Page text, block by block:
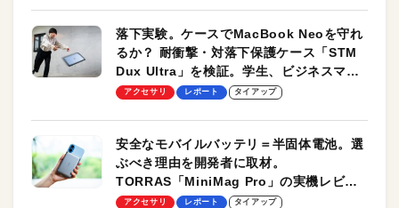
落下実験。ケースでMacBook Neoを守れ
るか？ 耐衝撃・対落下保護ケース「STM
Dux Ultra」を検証。学生、ビジネスマン
のモバイルユースに最適！
アクセサリ レポート タイアップ
安全なモバイルバッテリ＝半固体電池。選
ぶべき理由を開発者に取材。
TORRAS「MiniMag Pro」の実機レビュ
ーも
アクセサリ レポート タイアップ